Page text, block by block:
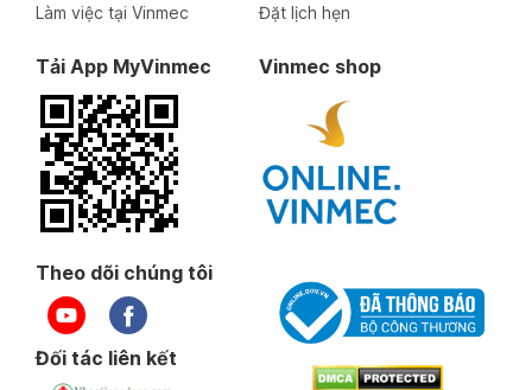
Làm việc tại Vinmec
Đặt lịch hẹn
Tải App MyVinmec Vinmec shop
Theo dõi chúng tôi
Đối tác liên kết